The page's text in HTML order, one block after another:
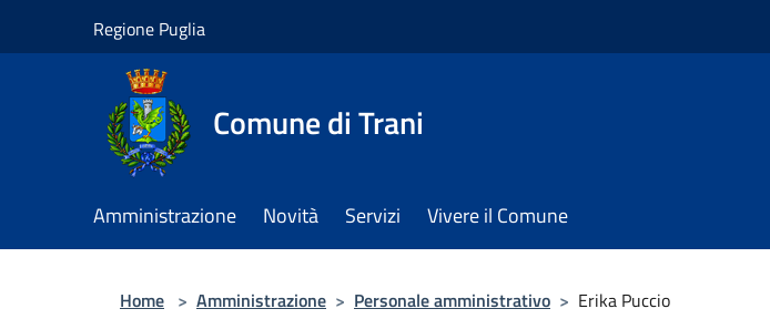
Regione Puglia
Comune di Trani
Amministrazione Novità Servizi Vivere il Comune
Home > Amministrazione > Personale amministrativo > Erika Puccio